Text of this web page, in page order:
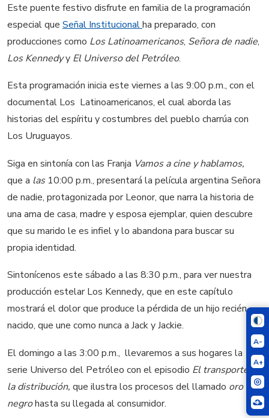
A-
A+
Este puente festivo disfrute en familia de la programación
especial que Señal Institucionalha preparado, con
producciones como  Los Latinoamericanos,  Señora de nadie,
Los Kennedy y  El Universo del Petróleo.
Esta programación inicia este viernes a las 9:00 p.m., con el
documental Los Latinoamericanos, el cual aborda las
historias del espíritu y costumbres del pueblo charrúa con
Los Uruguayos.
Siga en sintonía con las Franja Vamos a cine y hablamos,
que a las 10:00 p.m., presentará la película argentina Señora
de nadie, protagonizada por Leonor, que narra la historia de
una ama de casa, madre y esposa ejemplar, quien descubre
que su marido le es infiel y lo abandona para buscar su
propia identidad.
Sintonícenos este sábado a las 8:30 p.m., para ver nuestra
producción estelar Los Kennedy, que en este capítulo
mostrará el dolor que produce la pérdida de un hijo recién
nacido, que une como nunca a Jack y Jackie.
El domingo a las 3:00 p.m., llevaremos a sus hogares la
serie Universo del Petróleo con el episodio El transporte y
la distribución, que ilustra los procesos del llamado oro
negrohasta su llegada al consumidor.